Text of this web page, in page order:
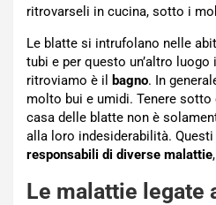
ritrovarseli in cucina, sotto i
Le blatte si intrufolano nelle
tubi e per questo un’altro
ritroviamo è il
bagno. In
molto bui e umidi. Tenere
casa delle blatte non è
alla loro indesiderabilità.
responsabili di diverse malattie
Le malattie legate